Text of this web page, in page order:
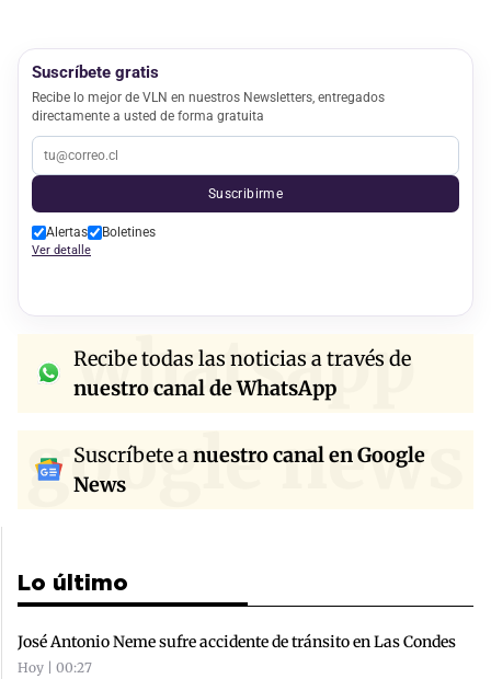
Suscríbete gratis
Recibe lo mejor de VLN en nuestros Newsletters, entregados
directamente a usted de forma gratuita
Suscribirme
Alertas Boletines
Ver detalle
whatsapp
Recibe todas las noticias a través de
nuestro canal de WhatsApp
google news
Suscríbete anuestro canal en Google
News
Lo último
José Antonio Neme sufre accidente de tránsito en Las Condes
Hoy | 00:27